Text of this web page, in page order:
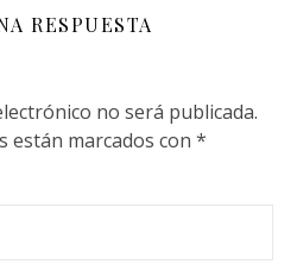
RESPUESTA
no será publicada.
están marcados con *